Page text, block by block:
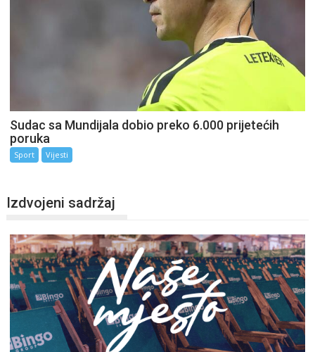
Sudac sa Mundijala dobio preko 6.000 prijetećih
poruka
Sport Vijesti
Izdvojeni sadržaj